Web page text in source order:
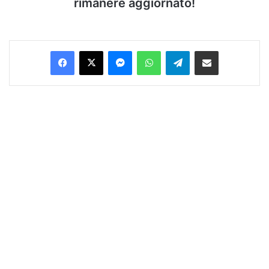
Facebook
X MessengerWhatsAppTelegramCondividi via Email